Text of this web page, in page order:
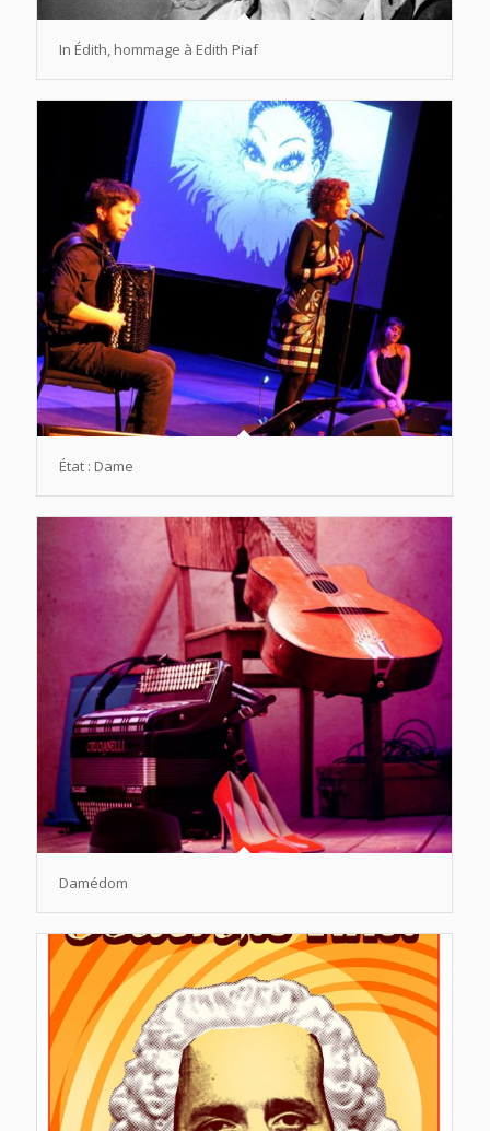
In Édith, hommage à Edith Piaf
État : Dame
Damédom